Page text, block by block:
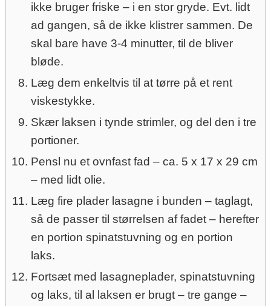
ikke bruger friske – i en stor gryde. Evt. lidt
ad gangen, så de ikke klistrer sammen. De
skal bare have 3-4 minutter, til de bliver
bløde.
Læg dem enkeltvis til at tørre på et rent
viskestykke.
Skær laksen i tynde strimler, og del den i tre
portioner.
Pensl nu et ovnfast fad – ca. 5 x 17 x 29 cm
– med lidt olie.
Læg fire plader lasagne i bunden – taglagt,
så de passer til størrelsen af fadet – herefter
en portion spinatstuvning og en portion
laks.
Fortsæt med lasagneplader, spinatstuvning
og laks, til al laksen er brugt – tre gange –